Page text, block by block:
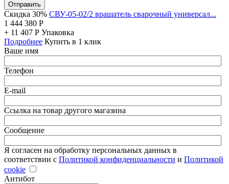
Отправить
Скидка 30% СВУ-05-02/2 вращатель сварочный универсал...
1 444 380 Р
+ 11 407 Р Упаковка
Подробнее Купить в 1 клик
Ваше имя
Телефон
E-mail
Ссылка на товар другого магазина
Сообщение
Я согласен на обработку персональных данных в
соответствии с Политикой конфиденциальности и Политикой
cookie
Антибот